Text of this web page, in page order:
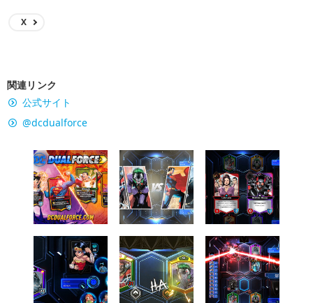
X
関連リンク
公式サイト
@dcdualforce